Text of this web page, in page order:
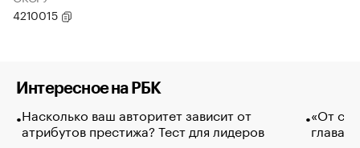
4210015
Интересное на РБК
Насколько ваш авторитет зависит от
атрибутов престижа? Тест для лидеров
«От
глава